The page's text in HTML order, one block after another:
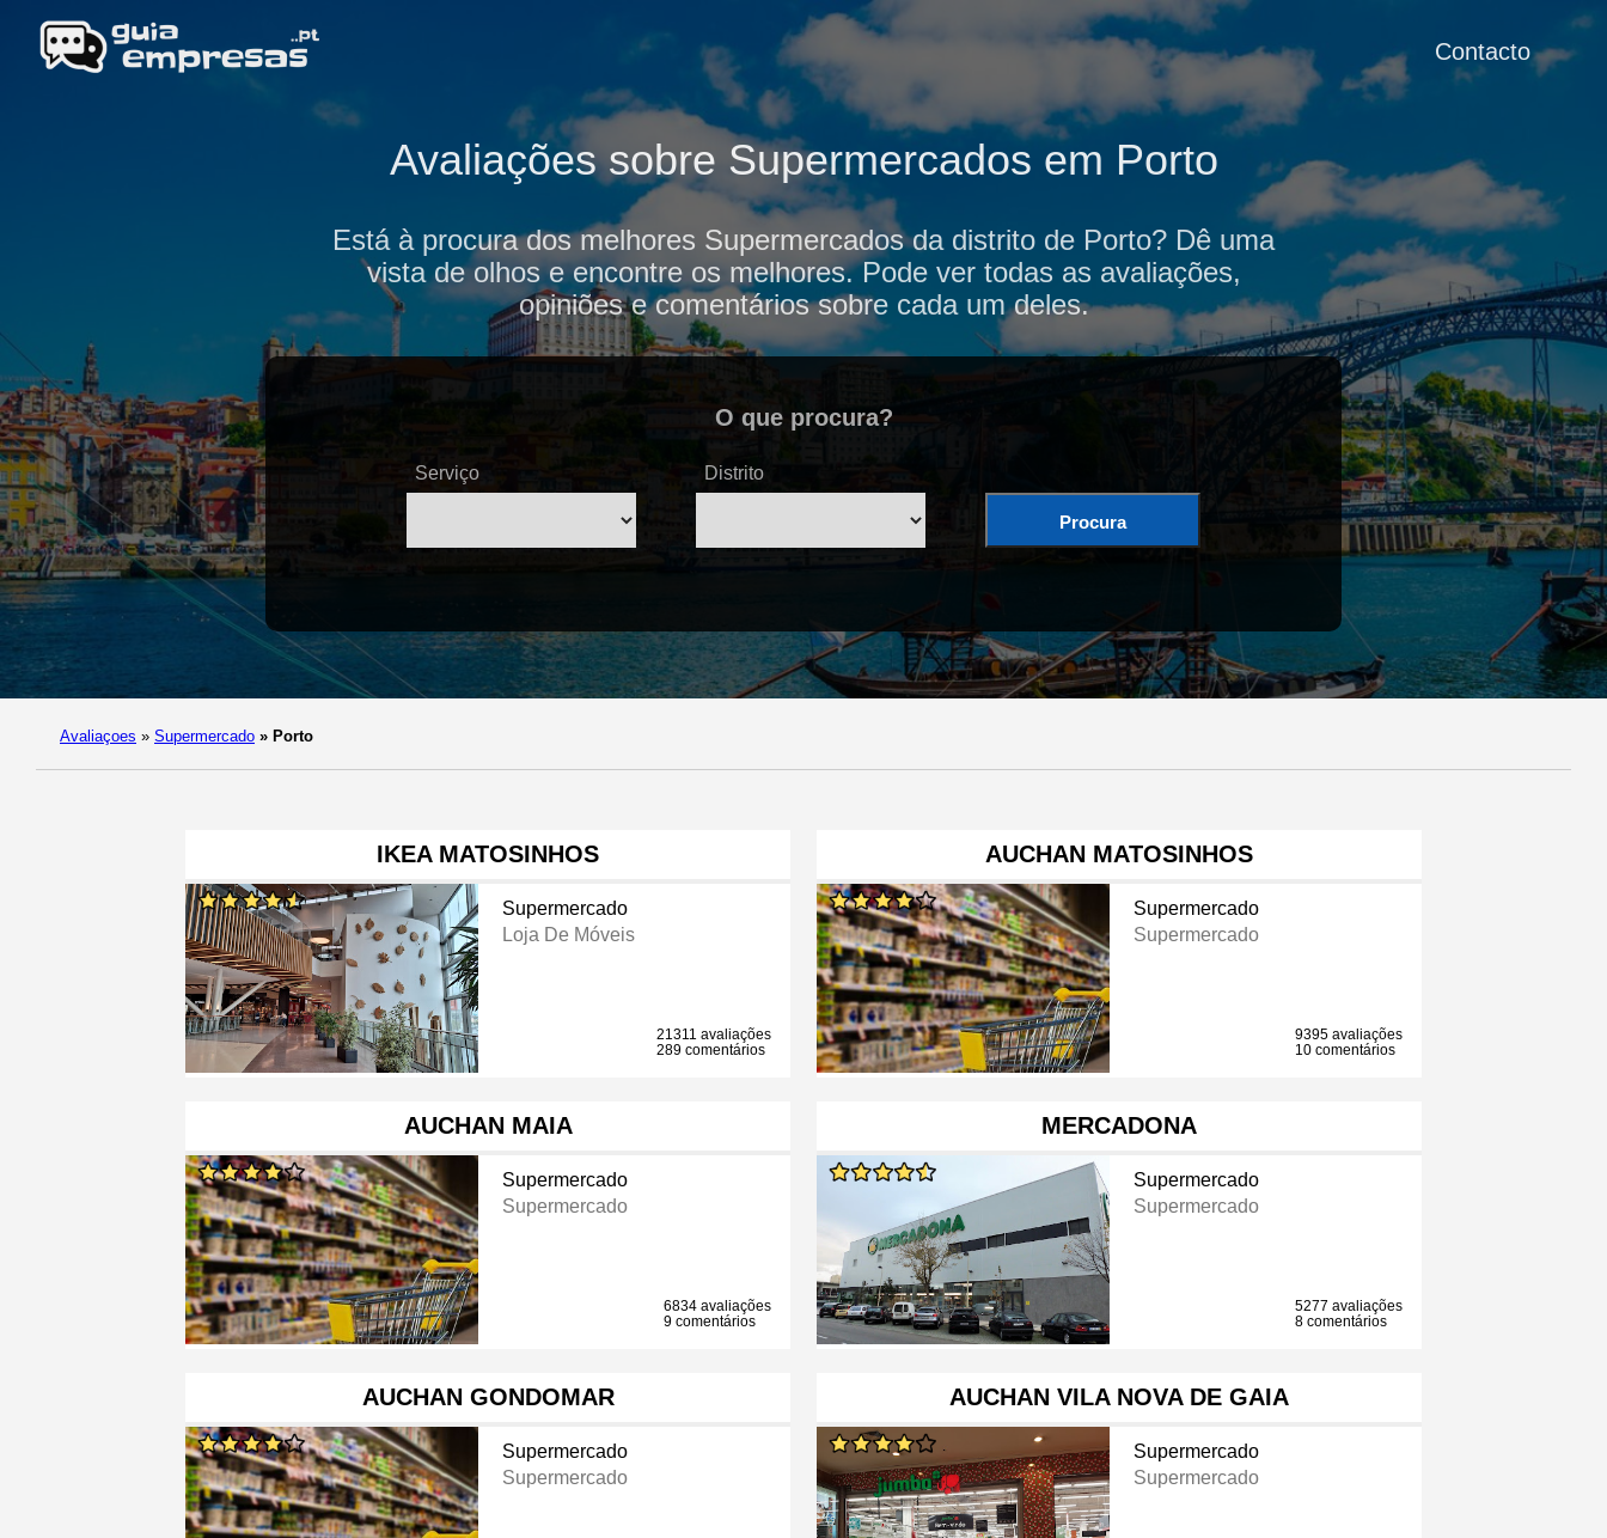
Contacto
Avaliações sobre Supermercados em Porto
Está à procura dos melhores Supermercados da distrito de Porto? Dê uma
vista de olhos e encontre os melhores. Pode ver todas as avaliações,
opiniões e comentários sobre cada um deles.
O que procura?
Serviço Distrito
Procura
Avaliaçoes » Supermercado » Porto
IKEA MATOSINHOS
Supermercado
Loja De Móveis
21311 avaliações
289 comentários
AUCHAN MATOSINHOS
Supermercado
Supermercado
9395 avaliações
10 comentários
AUCHAN MAIA
Supermercado
Supermercado
6834 avaliações
9 comentários
MERCADONA
Supermercado
Supermercado
5277 avaliações
8 comentários
AUCHAN GONDOMAR
Supermercado
Supermercado
AUCHAN VILA NOVA DE GAIA
Supermercado
Supermercado